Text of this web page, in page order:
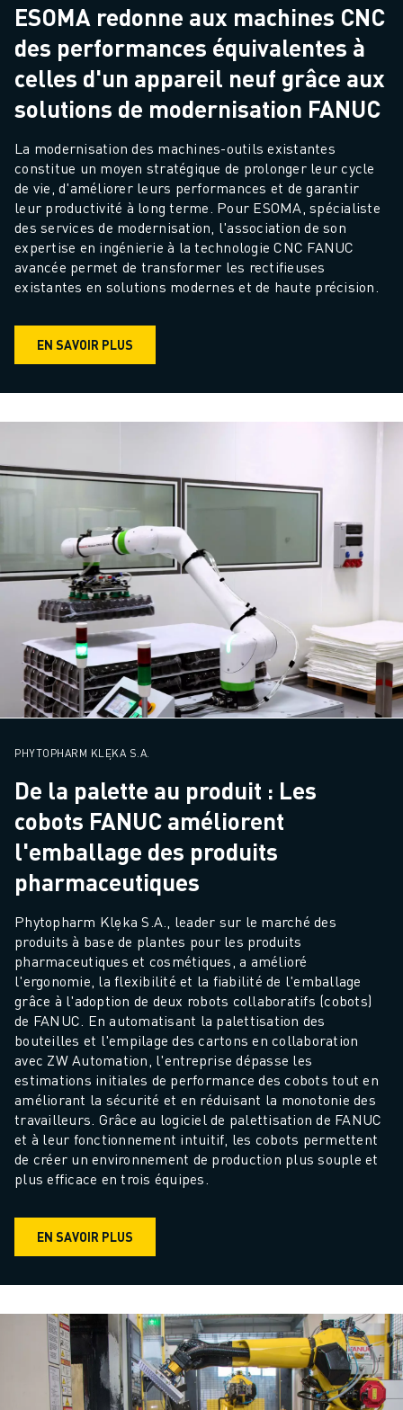
SOLUTIONS POUR L'USINE INTELLIGENTE
ENREGISTREMENT DU PRODUIT "
TÉMOIGNAGES
SOLUTIONS
TOUTES LES INDUSTRIES
AÉROSPATIALE
AUTOMOBILE
VÉHICULES ÉLECTRIQUES
ÉLECTRONIQUE
ALIMENTATION ET BOISSONS
MÉDICAL
ENTREPOSAGE, LOGISTIQUE, POSTE ET COLIS
RECTIFICATION CNC
PERÇAGE ET TARAUDAGE À GRANDE VITESSE
MOULAGE PAR INJECTION
ENTRETIEN DES MACHINES
MANUTENTION
PEINTURE
PALETTISATION
SOUDAGE PAR POINTS
INSPECTION DE LA VISION
TÉMOIGNAGES
SERVICE CLIENTÈLE
SERVICE CLIENTÈLE
FANUC PLANS
TERRAIN ET MAINTENANCE
SUPPORT TECHNIQUE À DISTANCE
PIÈCES DE RECHANGE
REMISE À NEUF
OUTILS DE SERVICE NUMÉRIQUE
E-STORE
CENTRE DE TÉLÉCHARGEMENT " MYFANUC
FORMATION ET ÉDUCATION
FANUC ACADEMY
SOLUTIONS POUR LES INDUSTRIES
SOLUTIONS POUR L'ÉDUCATION
WORLDSKILLS ET JEUNES TALENTS
ÉVÉNEMENTS ÉDUCATIFS
ACTUALITÉS ET MÉDIAS
ACTUALITÉS ET MÉDIAS
NOS SITES
DÉVELOPPEMENT DURABLE
CARRIÈRE
FAÇONNEZ VOTRE AVENIR AVEC FANUC
ESOMA redonne aux machines CNC
des performances équivalentes à
celles d'un appareil neuf grâce aux
solutions de modernisation FANUC
La modernisation des machines-outils existantes
constitue un moyen stratégique de prolonger leur cycle
de vie, d'améliorer leurs performances et de garantir
leur productivité à long terme. Pour ESOMA, spécialiste
des services de modernisation, l'association de son
expertise en ingénierie à la technologie CNC FANUC
avancée permet de transformer les rectifieuses
existantes en solutions modernes et de haute précision.
EN SAVOIR PLUS
PHYTOPHARM KLĘKA S.A.
De la palette au produit : Les
cobots FANUC améliorent
l'emballage des produits
pharmaceutiques
Phytopharm Klęka S.A., leader sur le marché des
produits à base de plantes pour les produits
pharmaceutiques et cosmétiques, a amélioré
l'ergonomie, la flexibilité et la fiabilité de l'emballage
grâce à l'adoption de deux robots collaboratifs (cobots)
de FANUC. En automatisant la palettisation des
bouteilles et l'empilage des cartons en collaboration
avec ZW Automation, l'entreprise dépasse les
estimations initiales de performance des cobots tout en
améliorant la sécurité et en réduisant la monotonie des
travailleurs. Grâce au logiciel de palettisation de FANUC
et à leur fonctionnement intuitif, les cobots permettent
de créer un environnement de production plus souple et
plus efficace en trois équipes.
EN SAVOIR PLUS